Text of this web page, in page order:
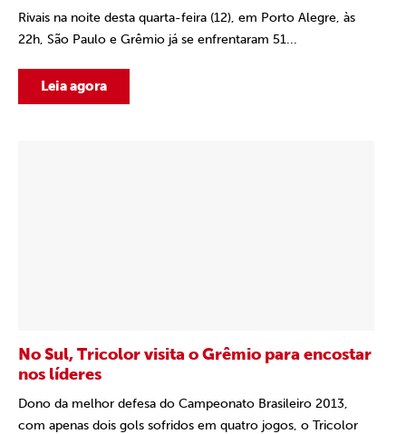
Rivais na noite desta quarta-feira (12), em Porto Alegre, às
22h, São Paulo e Grêmio já se enfrentaram 51...
Leia agora
No Sul, Tricolor visita o Grêmio para encostar
nos líderes
Dono da melhor defesa do Campeonato Brasileiro 2013,
com apenas dois gols sofridos em quatro jogos, o Tricolor